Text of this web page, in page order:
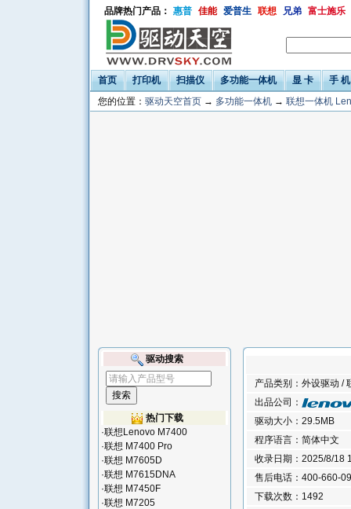
品牌热门产品： 惠普 佳能 爱普生 联想 兄弟 富士施乐
首页 打印机 扫描仪 多功能一体机 显 卡
手 机
您的位置： 驱动天空首页 → 多功能一体机 → 联想一体机
产品类别：外设驱动 /
出品公司：
驱动大小：29.5MB
程序语言：简体中文
收录日期：2025/8/18
售后电话：400-660-
下载次数：1492
驱动搜索
热门下载
·联想Lenovo M7400
·联想 M7400 Pro
·联想 M7605D
·联想 M7615DNA
·联想 M7450F
·联想 M7205